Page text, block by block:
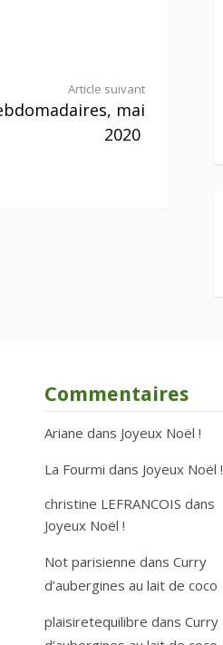
Article suivant
mai
2020
Commentaires
Ariane dans Joyeux Noël !
La Fourmi dans Joyeux Noël !
christine LEFRANCOIS dans
Joyeux Noël !
Not parisienne dans Curry
d’aubergines au lait de coco
plaisiretequilibre dans Curry